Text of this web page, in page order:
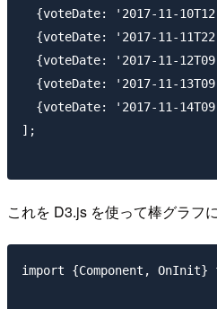
{voteDate: '2017-11-
{voteDate: '2017-11-
{voteDate: '2017-11-
{voteDate: '2017-11-
{voteDate: '2017-11-
];
これを D3.js を使って棒グラフに
import {Component, OnInit}